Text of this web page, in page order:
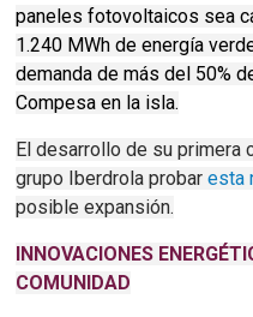
paneles fotovoltaicos sea
1.240 MWh de energía
demanda de más del 50%
Compesa en la isla.
El desarrollo de su primera
grupo Iberdrola probaresta
posible expansión.
INNOVACIONES
COMUNIDAD